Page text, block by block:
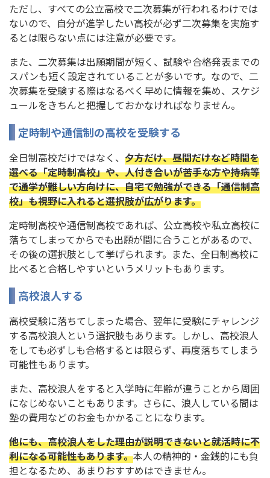
ただし、すべての公立高校で二次募集が行われるわけでは
ないので、自分が進学したい高校が必ず二次募集を実施す
るとは限らない点には注意が必要です。
また、二次募集は出願期間が短く、試験や合格発表までの
スパンも短く設定されていることが多いです。なので、二
次募集を受験する際はなるべく早めに情報を集め、スケジ
ュールをきちんと把握しておかなければなりません。
定時制や通信制の高校を受験する
全日制高校だけではなく、 夕方だけ、昼間だけなど時間を
選べる「定時制高校」や、人付き合いが苦手な方や持病等
で通学が難しい方向けに、自宅で勉強ができる「通信制高
校」も視野に入れると選択肢が広がります。
定時制高校や通信制高校であれば、公立高校や私立高校に
落ちてしまってからでも出願が間に合うことがあるので、
その後の選択肢として挙げられます。また、全日制高校に
比べると合格しやすいというメリットもあります。
高校浪人する
高校受験に落ちてしまった場合、翌年に受験にチャレンジ
する高校浪人という選択肢もあります。しかし、高校浪人
をしても必ずしも合格するとは限らず、再度落ちてしまう
可能性もあります。
また、高校浪人をすると入学時に年齢が違うことから周囲
になじめないこともあります。さらに、浪人している間は
塾の費用などのお金もかかることになります。
他にも、高校浪人をした理由が説明できないと就活時に不
利になる可能性もあります。本人の精神的・金銭的にも負
担となるため、あまりおすすめはできません。